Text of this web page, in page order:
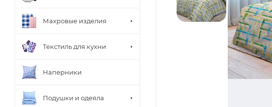
Махровые изделия
Текстиль для кухни
Наперники
Подушки и одеяла